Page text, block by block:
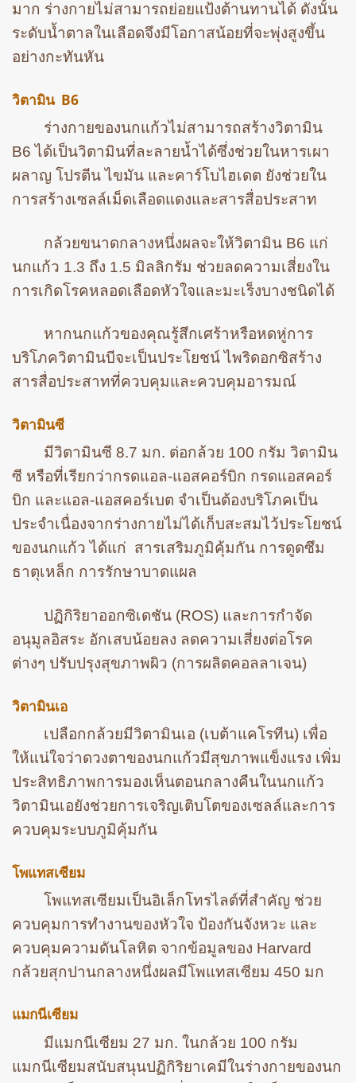
มาก ร่างกายไม่สามารถย่อยแป้งต้านทานได้ ดังนั้น
ระดับน้ำตาลในเลือดจึงมีโอกาสน้อยที่จะพุ่งสูงขึ้น
อย่างกะทันหัน
วิตามิน B6
ร่างกายของนกแก้วไม่สามารถสร้างวิตามิน
B6 ได้เป็นวิตามินที่ละลายน้ำได้ซึ่งช่วยในหารเผา
ผลาญ โปรตีน ไขมัน และคาร์โบไฮเดต ยังช่วยใน
การสร้างเซลล์เม็ดเลือดแดงและสารสื่อประสาท
กล้วยขนาดกลางหนึ่งผลจะให้วิตามิน B6 แก่
นกแก้ว 1.3 ถึง 1.5 มิลลิกรัม ช่วยลดความเสี่ยงใน
การเกิดโรคหลอดเลือดหัวใจและมะเร็งบางชนิดได้
หากนกแก้วของคุณรู้สึกเศร้าหรือหดหู่การ
บริโภควิตามินบีจะเป็นประโยชน์ ไพริดอกซิสร้าง
สารสื่อประสาทที่ควบคุมและควบคุมอารมณ์
วิตามินซี
มีวิตามินซี 8.7 มก. ต่อกล้วย 100 กรัม วิตามิน
ซี หรือที่เรียกว่ากรดแอล-แอสคอร์บิก กรดแอสคอร์
บิก และแอล-แอสคอร์เบต จำเป็นต้องบริโภคเป็น
ประจำเนื่องจากร่างกายไม่ได้เก็บสะสมไว้ประโยชน์
ของนกแก้ว ได้แก่ สารเสริมภูมิคุ้มกัน การดูดซึม
ธาตุเหล็ก การรักษาบาดแผล
ปฏิกิริยาออกซิเดชัน (ROS) และการกำจัด
อนุมูลอิสระ อักเสบน้อยลง ลดความเสี่ยงต่อโรค
ต่างๆ ปรับปรุงสุขภาพผิว (การผลิตคอลลาเจน)
วิตามินเอ
เปลือกกล้วยมีวิตามินเอ (เบต้าแคโรทีน) เพื่อ
ให้แน่ใจว่าดวงตาของนกแก้วมีสุขภาพแข็งแรง เพิ่ม
ประสิทธิภาพการมองเห็นตอนกลางคืนในนกแก้ว
วิตามินเอยังช่วยการเจริญเติบโตของเซลล์และการ
ควบคุมระบบภูมิคุ้มกัน
โพแทสเซียม
โพแทสเซียมเป็นอิเล็กโทรไลต์ที่สำคัญ ช่วย
ควบคุมการทำงานของหัวใจ ป้องกันจังหวะ และ
ควบคุมความดันโลหิต จากข้อมูลของ Harvard
กล้วยสุกปานกลางหนึ่งผลมีโพแทสเซียม 450 มก
แมกนีเซียม
มีแมกนีเซียม 27 มก. ในกล้วย 100 กรัม
แมกนีเซียมสนับสนุนปฏิกิริยาเคมีในร่างกายของนก